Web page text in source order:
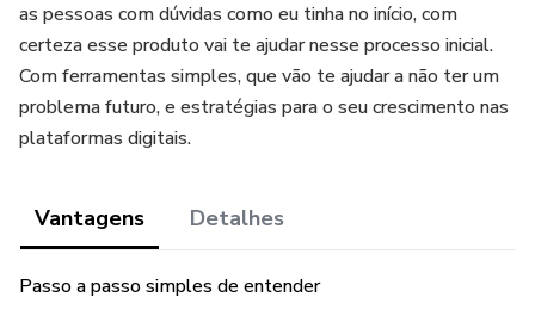
as pessoas com dúvidas como eu tinha no início, com
certeza esse produto vai te ajudar nesse processo inicial.
Com ferramentas simples, que vão te ajudar a não ter um
problema futuro, e estratégias para o seu crescimento nas
plataformas digitais.
Vantagens Detalhes
Passo a passo simples de entender